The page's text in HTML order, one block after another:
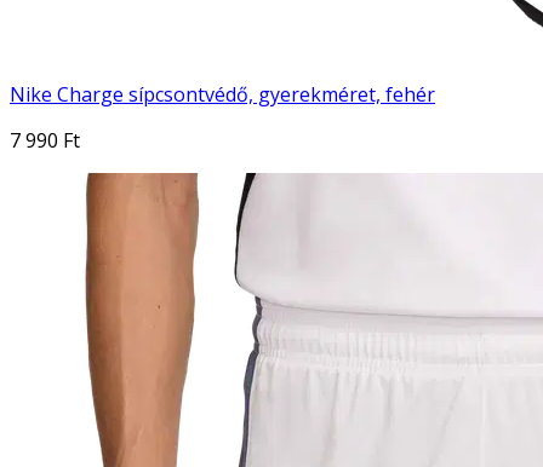
Nike Charge sípcsontvédő, gyerekméret, fehér
7 990 Ft